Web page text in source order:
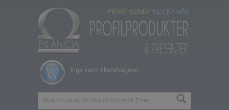
Inga varor i kundvagnen.
PRIVATKUND? KLICKA HÄR